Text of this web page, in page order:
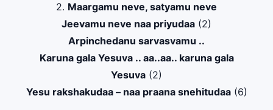
2. Maargamu neve, satyamu neve
Jeevamu neve naa priyudaa (2)
Arpinchedanu sarvasvamu ..
Karuna gala Yesuva .. aa..aa.. karuna gala
Yesuva (2)
Yesu rakshakudaa – naa praana snehitudaa(6)